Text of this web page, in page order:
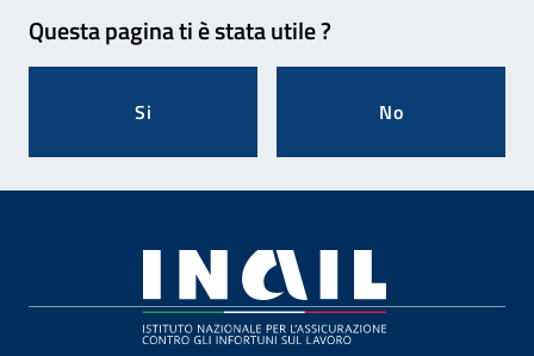
Questa pagina ti è stata utile ?
Si No